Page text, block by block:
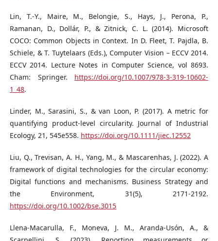
Lin, T.-Y., Maire, M., Belongie, S., Hays, J., Perona, P.,
Ramanan, D., Dollár, P., & Zitnick, C. L. (2014). Microsoft
COCO: Common Objects in Context. In D. Fleet, T. Pajdla, B.
Schiele, & T. Tuytelaars (Eds.), Computer Vision – ECCV 2014.
ECCV 2014. Lecture Notes in Computer Science, vol 8693.
Cham: Springer. https://doi.org/10.1007/978-3-319-10602-
1_48.
Linder, M., Sarasini, S., & van Loon, P. (2017). A metric for
quantifying product-level circularity. Journal of Industrial
Ecology, 21, 545e558. https://doi.org/10.1111/jiec.12552
Liu, Q., Trevisan, A. H., Yang, M., & Mascarenhas, J. (2022). A
framework of digital technologies for the circular economy:
Digital functions and mechanisms. Business Strategy and
the Environment, 31(5), 2171-2192.
https://doi.org/10.1002/bse.3015
Llena-Macarulla, F., Moneva, J. M., Aranda-Usón, A., &